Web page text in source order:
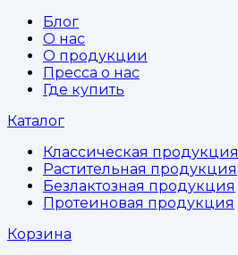
Блог
О нас
О продукции
Пресса о нас
Где купить
Каталог
Классическая продукция
Растительная продукция
Безлактозная продукция
Протеиновая продукция
Корзина